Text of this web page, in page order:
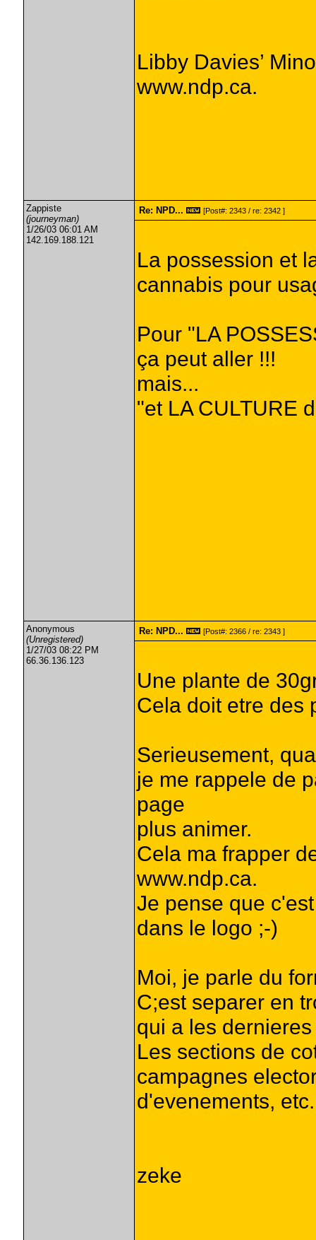
Libby Davies’
www.ndp.ca.
Zappiste
(journeyman)
1/26/03 06:01 AM
142.169.188.121
Re: NPD... [Post#: 2343 / re: 2342 ]
La possession et
cannabis pour
Pour "LA
ça peut aller !!!
mais...
"et LA CULTURE
Anonymous
(Unregistered)
1/27/03 08:22 PM
66.36.136.123
Re: NPD... [Post#: 2366 / re: 2343 ]
Une plante de
Cela doit etre des
Serieusement,
je me rappele de
page
plus animer.
Cela ma frapper
www.ndp.ca.
Je pense que
dans le logo ;-)
Moi, je parle du
C;est separer en
qui a les
Les sections de
campagnes
d'evenements, etc.
zeke